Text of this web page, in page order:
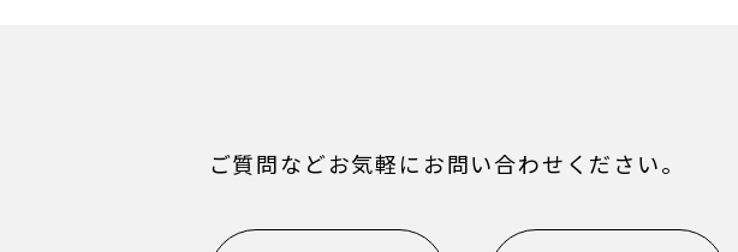
ご質問などお気軽にお問い合わせください。